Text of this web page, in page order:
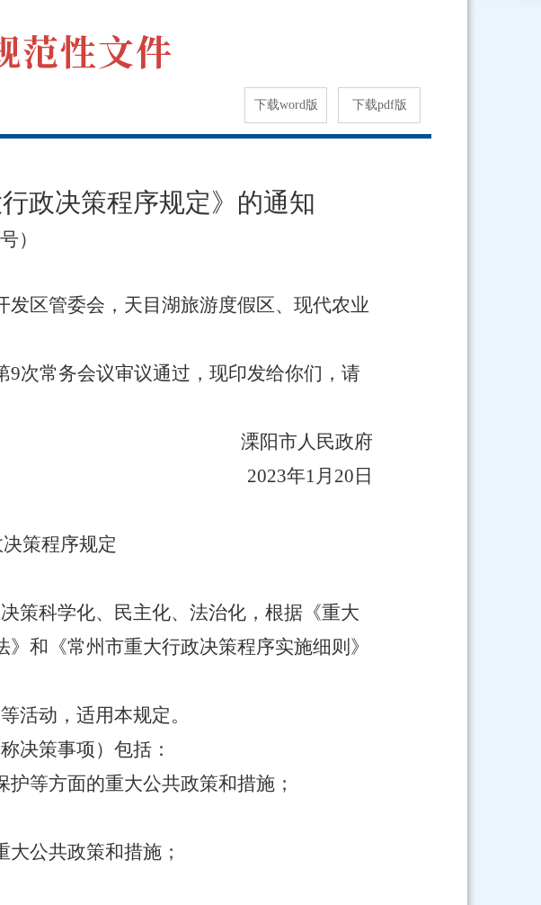
下载pdf版
下载word版
政决策程序规定》的通知
）
区管委会，天目湖旅游度假区、现代农业
9次常务会议审议通过，现印发给你们，请
溧阳市人民政府
2023年1月20日
策程序规定
策科学化、民主化、法治化，根据《重大
和《常州市重大行政决策程序实施细则》
活动，适用本规定。
决策事项）包括：
等方面的重大公共政策和措施；
大公共政策和措施；